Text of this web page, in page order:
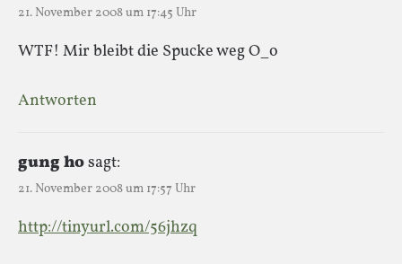
21. November 2008 um 17:45 Uhr
WTF! Mir bleibt die Spucke weg O_o
Antworten
gung hosagt:
21. November 2008 um 17:57 Uhr
http://tinyurl.com/56jhzq